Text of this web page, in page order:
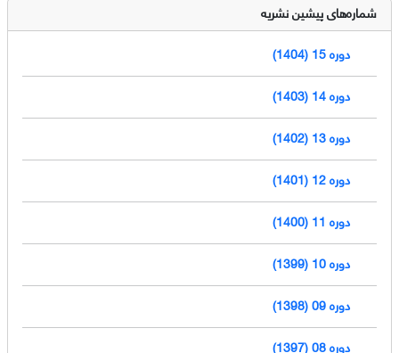
شماره‌های پیشین نشریه
دوره 15 (1404)
دوره 14 (1403)
دوره 13 (1402)
دوره 12 (1401)
دوره 11 (1400)
دوره 10 (1399)
دوره 09 (1398)
دوره 08 (1397)